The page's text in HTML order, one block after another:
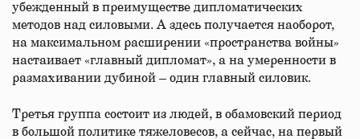
убежденный в преимуществе дипломатических
методов над силовыми. А здесь получается наоборот,
на максимальном расширении «пространства войны»
настаивает «главный дипломат», а на умеренности в
размахивании дубиной – один главный силовик.
Третья группа состоит из людей, в обамовский период
в большой политике тяжеловесов, а сейчас, на первый